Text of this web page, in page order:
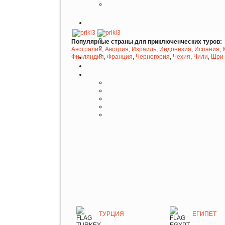
Популярные страны для приключенческих туров:
Австралия, Австрия, Израиль, Индонезия, Испания,
Финляндия, Франция, Черногория, Чехия, Чили,
ТУРЦИЯ ЕГИПЕТ